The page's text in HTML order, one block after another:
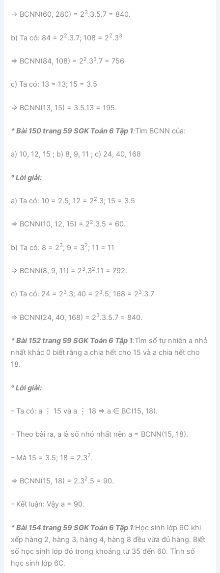
→ BCNN(60, 280) = 23.3.5.7 = 840.
b) Ta có: 84 = 22.3.7; 108 = 22.33
⇒ BCNN(84, 108) = 22.33.7 = 756
c) Ta có: 13 = 13; 15 = 3.5
⇒ BCNN(13, 15) = 3.5.13 = 195.
* Bài 150 trang 59 SGK Toán 6 Tập 1:Tìm BCNN của:
a) 10, 12, 15 ; b) 8, 9, 11 ; c) 24, 40, 168
° Lời giải:
a) Ta có: 10 = 2.5; 12 = 22.3; 15 = 3.5
⇒ BCNN(10, 12, 15) = 22.3.5 = 60.
b) Ta có: 8 = 23; 9 = 32; 11 = 11
⇒ BCNN(8, 9, 11) = 23.32.11 = 792.
c) Ta có: 24 = 23.3; 40 = 23.5; 168 = 23.3.7
⇒ BCNN(24, 40, 168) = 23.3.5.7 = 840.
* Bài 152 trang 59 SGK Toán 6 Tập 1:Tìm số tự nhiên a nhỏ
nhất khác 0 biết rằng a chia hết cho 15 và a chia hết cho
18.
° Lời giải:
– Ta có: a ⋮ 15 và a ⋮ 18 ⇒ a ∈ BC(15, 18).
– Theo bài ra, a là số nhỏ nhất nên a = BCNN(15, 18).
– Mà 15 = 3.5; 18 = 2.32.
⇒ BCNN(15, 18) = 2.32.5 = 90.
– Kết luận: Vậy a = 90.
* Bài 154 trang 59 SGK Toán 6 Tập 1:Học sinh lớp 6C khi
xếp hàng 2, hàng 3, hàng 4, hàng 8 đều vừa đủ hàng. Biết
số học sinh lớp đó trong khoảng từ 35 đến 60. Tính số
học sinh lớp 6C.